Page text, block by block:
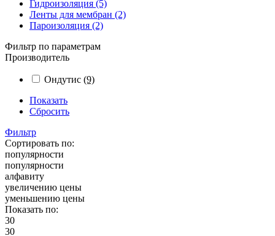
Гидроизоляция (5)
Ленты для мембран (2)
Пароизоляция (2)
Фильтр по параметрам
Производитель
Ондутис (9)
Показать
Сбросить
Фильтр
Сортировать по:
популярности
популярности
алфавиту
увеличению цены
уменьшению цены
Показать по:
30
30